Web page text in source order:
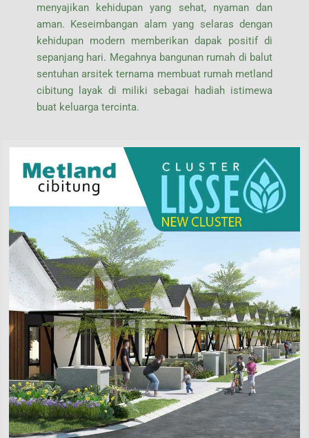
menyajikan kehidupan yang sehat, nyaman dan
aman. Keseimbangan alam yang selaras dengan
kehidupan modern memberikan dapak positif di
sepanjang hari. Megahnya bangunan rumah di balut
sentuhan arsitek ternama membuat rumah metland
cibitung layak di miliki sebagai hadiah istimewa
buat keluarga tercinta.